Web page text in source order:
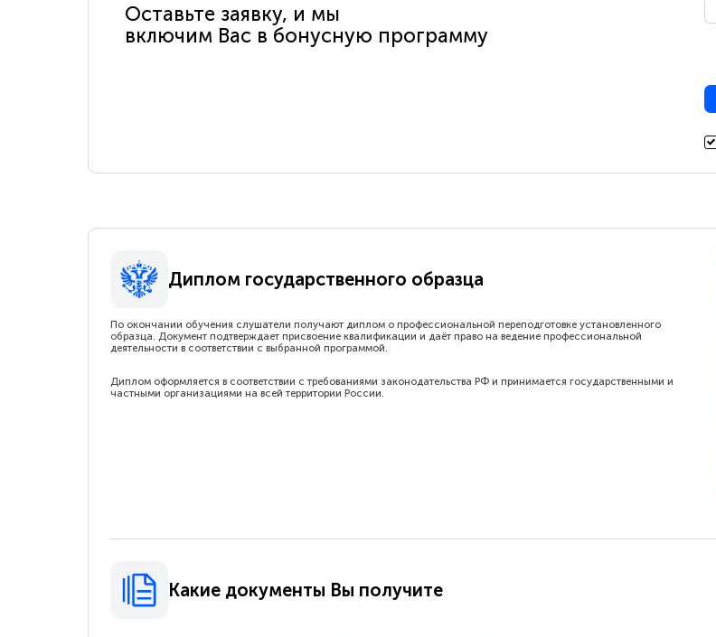
Оставьте заявку, и мы
включим Вас в бонусную программу
Диплом государственного образца
По окончании обучения слушатели получают диплом о профессиональной переподготовке установленного
образца. Документ подтверждает присвоение квалификации и даёт право на ведение профессиональной
деятельности в соответствии с выбранной программой.
Диплом оформляется в соответствии с требованиями законодательства РФ и принимается государственными и
частными организациями на всей территории России.
Какие документы Вы получите